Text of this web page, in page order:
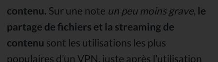
contenu. Sur une note un peu moins grave, le
partage de fichiers et la streaming de
contenu sont les utilisations les plus
populaires d’un VPN, juste après l’utilisation